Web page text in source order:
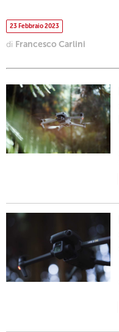
23 Febbraio 2023
di Francesco Carlini